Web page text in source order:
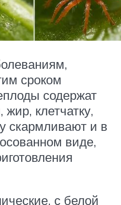
сроком
содержат
жир, клетчатку,
скармливают и в
виде,
с белой